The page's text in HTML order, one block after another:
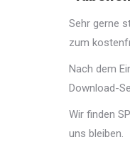
Sehr gerne
zum
Nach dem
Download-
Wir finden
uns bleiben.